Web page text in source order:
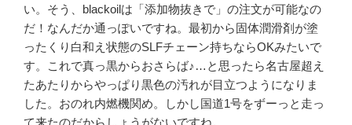
い。そう、blackoilは「添加物抜きで」の注文が可能なの
だ！なんだか通っぽいですね。最初から固体潤滑剤が塗
ったくり白和え状態のSLFチェーン持ちならOKみたいで
す。これで真っ黒からおさらば♪…と思ったら名古屋超え
たあたりからやっぱり黒色の汚れが目立つようになりま
した。おのれ内燃機関め。しかし国道1号をずーっと走っ
て来たのだからしょうがないですね。